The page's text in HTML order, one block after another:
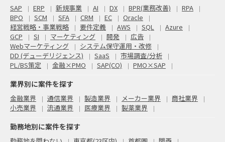
SAP ERP 新規事業 AI DX BPR(業務改善)
RPA
BPO
SCM SFA CRM EC
Oracle
経営戦略・事業戦略
要件定義 AWS SQL
Azure
GCP
SI マーケティング 開発
広告
Webマーケティング
システム保守運用・改修
DD (デューデリジェンス)
SaaS
市場調査/分析
PL/BS策定
金融×PMO SAP(CO) PMO×SAP
業界別に案件を探す
金融業界 通信業界 製造業界 メーカー業界
商社業界
小売業界
流通業界 医療業界 製薬業界
勤務地別に案件を探す